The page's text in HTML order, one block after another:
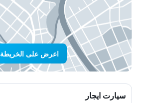
اعرض على الخريطة
سيارت ايجار